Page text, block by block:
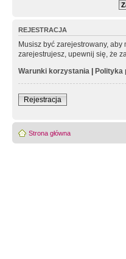
REJESTRACJA
Musisz być zarejestrowany,
zarejestrujesz, upewnij się, że
Warunki korzystania | Polityka
Rejestracja
Strona główna